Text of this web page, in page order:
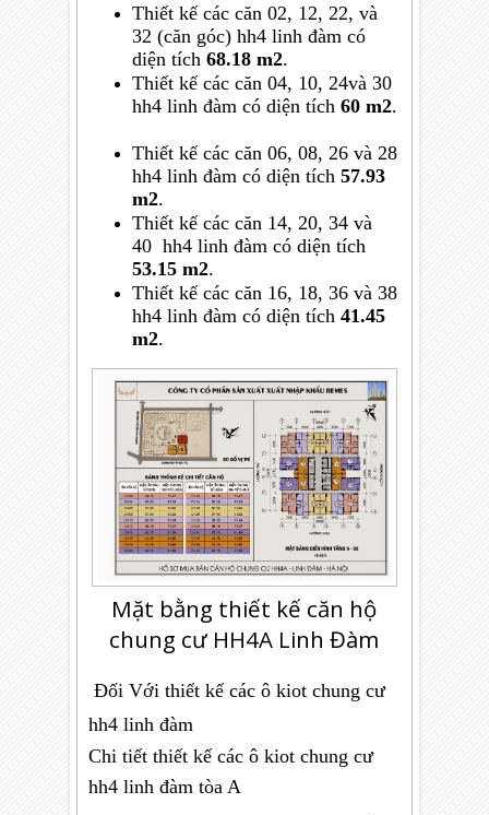
Thiết kế các căn 02, 12, 22, và
32 (căn góc)hh4 linh đàmcó
diện tích68.18 m2.
Thiết kế các căn04, 10, 24và 30
hh4 linh đàm có diện tích60 m2.
Thiết kế các căn 06, 08, 26 và 28
hh4 linh đàm có diện tích57.93
m2.
Thiết kế các căn 14, 20, 34 và
40hh4 linh đàm có diện tích
53.15 m2.
Thiết kế các căn 16, 18, 36 và 38
hh4 linh đàm có diện tích41.45
m2.
Mặt bằng thiết kế căn hộ
chung cư HH4A Linh Đàm
Đối Với thiết kế các ô kiot chung cư
hh4 linh đàm
Chi tiết thiết kế các ô kiot chung cư
hh4 linh đàm tòa A